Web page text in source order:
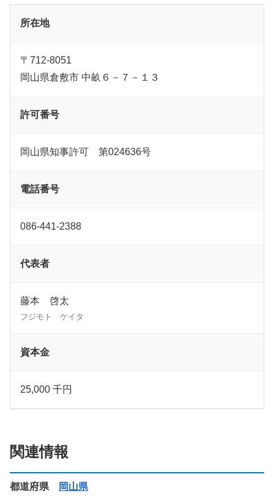
所在地
〒712-8051
岡山県倉敷市 中畝６－７－１３
許可番号
岡山県知事許可 第024636号
電話番号
086-441-2388
代表者
藤本 啓太
フジモト ケイタ
資本金
25,000 千円
関連情報
都道府県 岡山県